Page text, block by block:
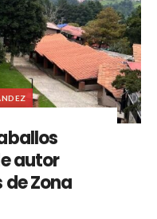
autor
Zona